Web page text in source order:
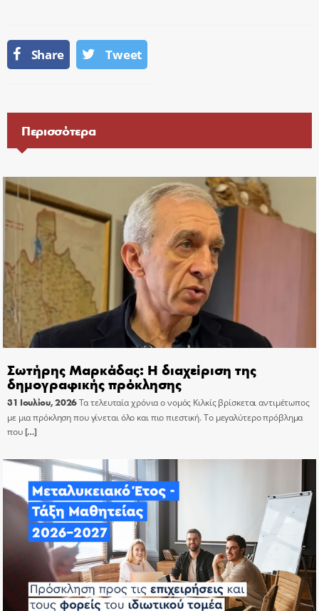
Share Tweet
Περισσότερα
Σωτήρης Μαρκάδας: Η διαχείριση της
δημογραφικής πρόκλησης
31 Ιουλίου, 2026Τα τελευταία χρόνια ο νομός Κιλκίς βρίσκεται αντιμέτωπος
με μια πρόκληση που γίνεται όλο και πιο πιεστική. Το μεγαλύτερο πρόβλημα
που[…]